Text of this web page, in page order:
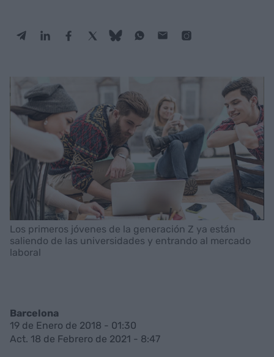
Los primeros jóvenes de la generación Z ya están
saliendo de las universidades y entrando al mercado
laboral
Barcelona
19 de Enero de 2018 - 01:30
Act. 18 de Febrero de 2021 - 8:47